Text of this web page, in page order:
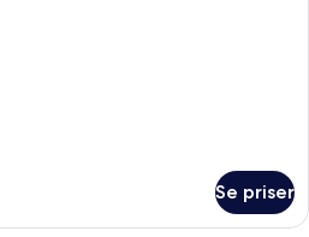
Se priser